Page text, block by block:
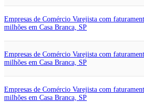
Empresas de Comércio Varejista com
milhões em Casa Branca, SP
Empresas de Comércio Varejista com
milhões em Casa Branca, SP
Empresas de Comércio Varejista com
milhões em Casa Branca, SP